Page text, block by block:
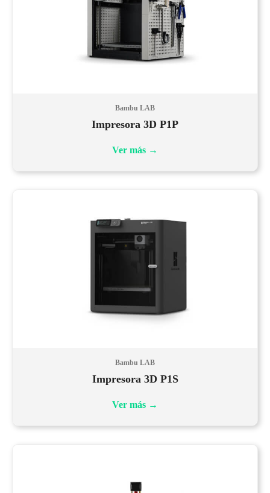
Bambu LAB
Impresora 3D P1P
Ver más →
Bambu LAB
Impresora 3D P1S
Ver más →